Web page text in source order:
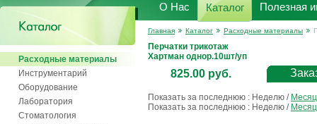
О Нас Каталог Полезная
Расходные материалы
Инструментарий
Оборудование
Лаборатория
Стоматология
Главная Каталог Расходные материалы
Перчатки трикотаж
Хартман однор.10шт/уп
825.00 руб.
Показать за последнюю : Неделю / Месяц
Показать за последнюю : Неделю / Месяц